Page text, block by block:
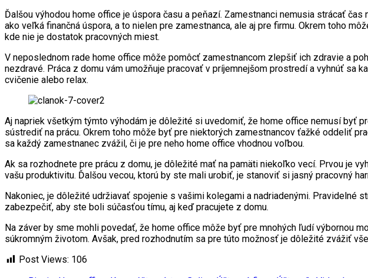
Ďalšou výhodou home office je úspora času a peňazí. Zamestnanci nemusia strácať
ako veľká finančná úspora, a to nielen pre zamestnanca, ale aj pre firmu. Okrem toho
kde nie je dostatok pracovných miest.
V neposlednom rade home office môže pomôcť zamestnancom zlepšiť ich zdravie a
nezdravé. Práca z domu vám umožňuje pracovať v príjemnejšom prostredí a vyhnúť
cvičenie alebo relax.
Aj napriek všetkým týmto výhodám je dôležité si uvedomiť, že home office nemusí byť
sústrediť na prácu. Okrem toho môže byť pre niektorých zamestnancov ťažké oddeliť
sa každý zamestnanec zvážil, či je pre neho home office vhodnou voľbou.
Ak sa rozhodnete pre prácu z domu, je dôležité mať na pamäti niekoľko vecí. Prvou je
vašu produktivitu. Ďalšou vecou, ktorú by ste mali urobiť, je stanoviť si jasný pracovný
Nakoniec, je dôležité udržiavať spojenie s vašimi kolegami a nadriadenými. Pravidelné
zabezpečiť, aby ste boli súčasťou tímu, aj keď pracujete z domu.
Na záver by sme mohli povedať, že home office môže byť pre mnohých ľudí výbornou
súkromným životom. Avšak, pred rozhodnutím sa pre túto možnosť je dôležité zvážiť
Post Views: 106